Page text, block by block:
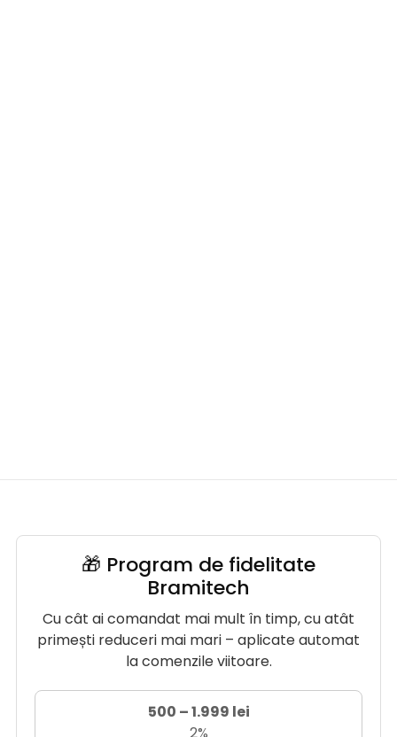
🎁 Program de fidelitate
Bramitech
Cu cât ai comandat mai mult în timp, cu atât
primești reduceri mai mari – aplicate automat
la comenzile viitoare.
500 – 1.999 lei
2%